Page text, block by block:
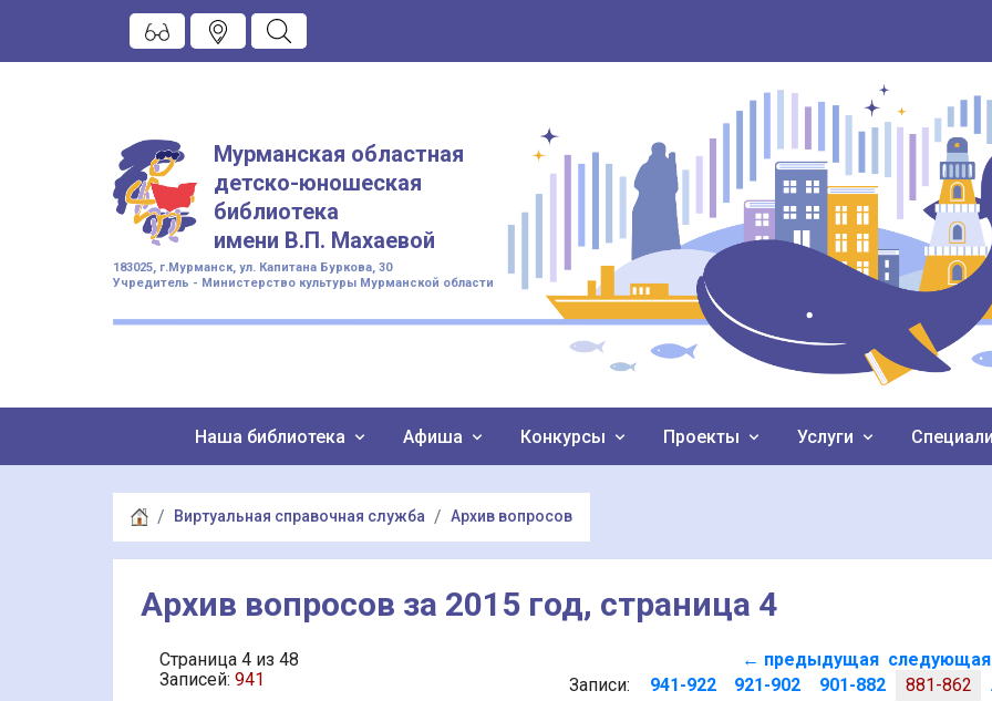
Мурманская областная
детско-юношеская
библиотека
имени В.П. Махаевой
183025, г.Мурманск, ул. Капитана Буркова, 30
Учредитель - Министерство культуры Мурманской области
Наша библиотека Афиша Конкурсы Проекты Услуги
Виртуальная справочная служба Архив вопросов
Архив вопросов за 2015 год, страница 4
Страница 4 из 48
Записей: 941
← предыдущая
Записи:
941-922 921-902 901-882 881-862